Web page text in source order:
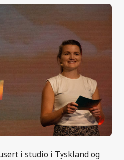
i studio i Tyskland og